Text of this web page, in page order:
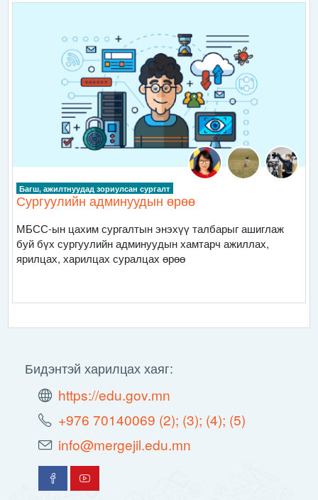
Багш, ажилтнуудад зориулсан сургалт
Сургуулийн админуудын өрөө
МБСС-ын цахим сургалтын энэхүү талбарыг ашиглаж
буй бүх сургуулийн админуудын хамтарч ажиллах,
ярилцах, харилцах суралцах өрөө
Бидэнтэй харилцах хаяг:
https://edu.gov.mn
+976 70140069 (2); (3); (4); (5)
info@mergejil.edu.mn